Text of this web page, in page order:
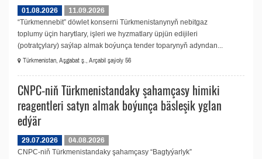
01.08.2026
11.09.2026
“Türkmennebit” döwlet konserni Türkmenistanynyň nebitgaz
toplumy üçin harytlary, işleri we hyzmatlary üpjün edijileri
(potratçylary) saýlap almak boýunça tender toparynyň adyndan...
Türkmenistan, Aşgabat ş., Arçabil şaýoly 56
CNPC-niň Türkmenistandaky şahamçasy himiki
reagentleri satyn almak boýunça bäsleşik yglan
edýär
29.07.2026
04.08.2026
CNPC-niň Türkmenistandaky şahamçasy “Bagtyýarlyk”